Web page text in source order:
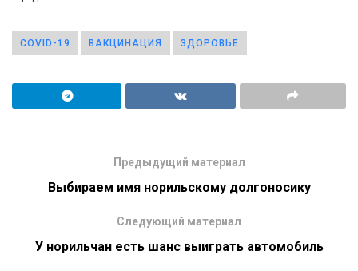
COVID-19 ВАКЦИНАЦИЯ ЗДОРОВЬЕ
Предыдущий материал
Выбираем имя норильскому долгоносику
Следующий материал
У норильчан есть шанс выиграть автомобиль